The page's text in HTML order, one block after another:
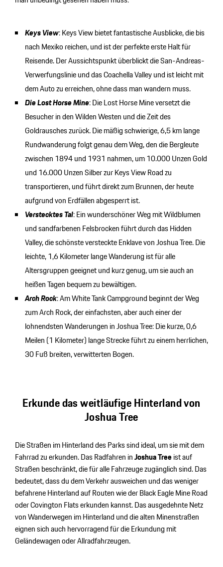
Keys View: Keys View bietet fantastische Ausblicke, die bis
nach Mexiko reichen, und ist der perfekte erste Halt für
Reisende. Der Aussichtspunkt überblickt die San-Andreas-
Verwerfungslinie und das Coachella Valley und ist leicht mit
dem Auto zu erreichen, ohne dass man wandern muss.
Die Lost Horse Mine: Die Lost Horse Mine versetzt die
Besucher in den Wilden Westen und die Zeit des
Goldrausches zurück. Die mäßig schwierige, 6,5 km lange
Rundwanderung folgt genau dem Weg, den die Bergleute
zwischen 1894 und 1931 nahmen, um 10.000 Unzen Gold
und 16.000 Unzen Silber zur Keys View Road zu
transportieren, und führt direkt zum Brunnen, der heute
aufgrund von Erdfällen abgesperrt ist.
Verstecktes Tal: Ein wunderschöner Weg mit Wildblumen
und sandfarbenen Felsbrocken führt durch das Hidden
Valley, die schönste versteckte Enklave von Joshua Tree. Die
leichte, 1,6 Kilometer lange Wanderung ist für alle
Altersgruppen geeignet und kurz genug, um sie auch an
heißen Tagen bequem zu bewältigen.
Arch Rock: Am White Tank Campground beginnt der Weg
zum Arch Rock, der einfachsten, aber auch einer der
lohnendsten Wanderungen in Joshua Tree: Die kurze, 0,6
Meilen (1 Kilometer) lange Strecke führt zu einem herrlichen,
30 Fuß breiten, verwitterten Bogen.
Erkunde das weitläufige Hinterland von
Joshua Tree
Die Straßen im Hinterland des Parks sind ideal, um sie mit dem
Fahrrad zu erkunden. Das Radfahren inJoshua Treeist auf
Straßen beschränkt, die für alle Fahrzeuge zugänglich sind. Das
bedeutet, dass du dem Verkehr ausweichen und das weniger
befahrene Hinterland auf Routen wie der Black Eagle Mine Road
oder Covington Flats erkunden kannst. Das ausgedehnte Netz
von Wanderwegen im Hinterland und die alten Minenstraßen
eignen sich auch hervorragend für die Erkundung mit
Geländewagen oder Allradfahrzeugen.